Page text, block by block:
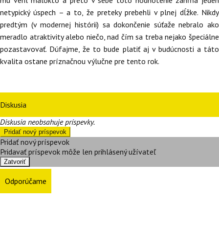
netypický úspech – a to, že preteky prebehli v plnej dĺžke. Nikdy
predtým (v modernej histórii) sa dokončenie súťaže nebralo ako
meradlo atraktivity alebo niečo, nad čím sa treba nejako špeciálne
pozastavovať. Dúfajme, že to bude platiť aj v budúcnosti a táto
kvalita ostane príznačnou výlučne pre tento rok.
Diskusia
Diskusia neobsahuje príspevky.
Pridať nový príspevok
Pridať nový príspevok
Pridavať príspevok môže len prihlásený užívateľ
Zatvoriť
Odporúčame